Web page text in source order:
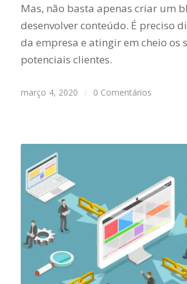
Mas, não basta apenas criar um
desenvolver conteúdo. É preciso
da empresa e atingir em cheio os
potenciais clientes.
março 4, 2020 / 0 Comentários